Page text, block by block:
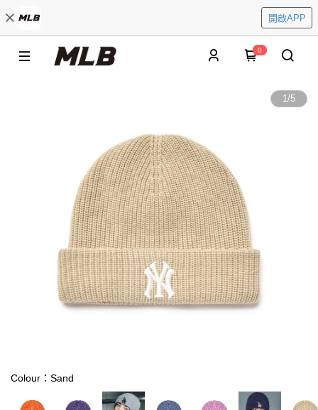
開啟APP
0
1/5
Colour：Sand